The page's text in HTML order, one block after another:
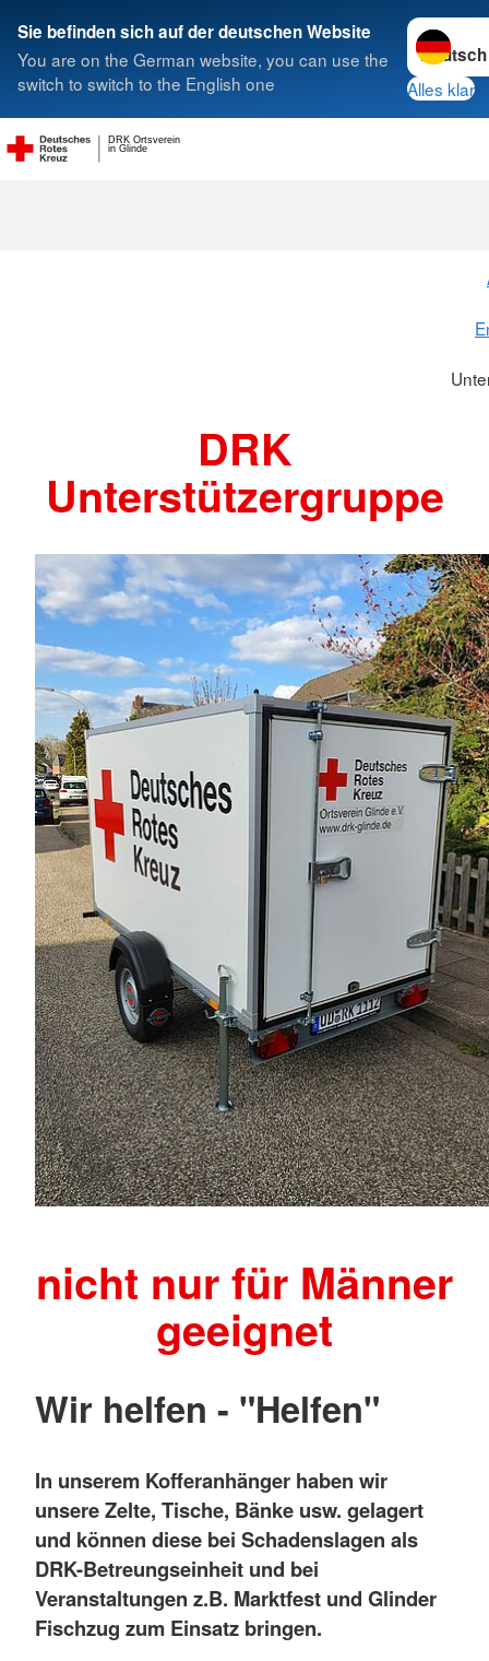
Sie befinden sich auf der deutschen Website
You are on the German website, you can use the
switch to switch to the English one
Sprache
Alles klar
in Glinde
DRK Ortsverein
Suche
DRK
Unterstützergruppe
nicht nur für Männer
geeignet
Wir helfen - "Helfen"
In unserem Kofferanhänger haben wir
unsere Zelte, Tische, Bänke usw. gelagert
und können diese bei Schadenslagen als
DRK-Betreungseinheit und bei
Veranstaltungen z.B. Marktfest und Glinder
Fischzug zum Einsatz bringen.